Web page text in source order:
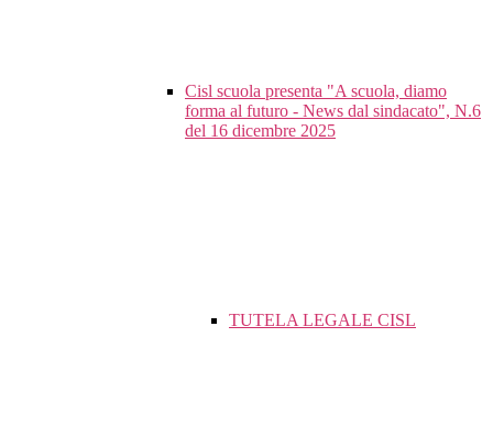
Cisl scuola presenta "A scuola, diamo
forma al futuro - News dal sindacato", N.6
del 16 dicembre 2025
TUTELA LEGALE CISL